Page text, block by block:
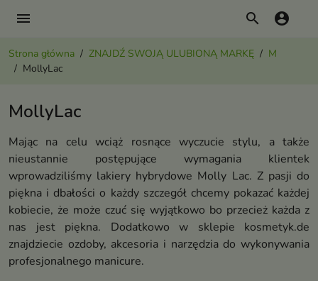
menu search account_circle
Strona główna ZNAJDŹ SWOJĄ ULUBIONĄ MARKĘ
M
MollyLac
MollyLac
Mając na celu wciąż rosnące wyczucie stylu, a także
nieustannie postępujące wymagania klientek
wprowadziliśmy lakiery hybrydowe Molly Lac. Z pasji do
piękna i dbałości o każdy szczegół chcemy pokazać każdej
kobiecie, że może czuć się wyjątkowo bo przecież każda z
nas jest piękna. Dodatkowo w sklepie kosmetyk.de
znajdziecie ozdoby, akcesoria i narzędzia do wykonywania
profesjonalnego manicure.